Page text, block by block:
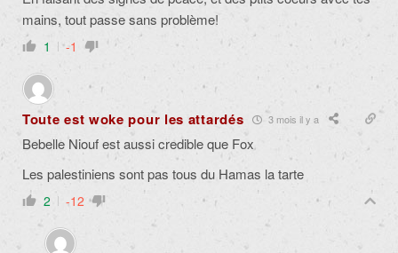
mains, tout passe sans problème!
1 -1
Toute est woke pour les attardés 3 mois il y a
Bebelle Niouf est aussi credible que Fox
Les palestiniens sont pas tous du Hamas la tarte
2 -12